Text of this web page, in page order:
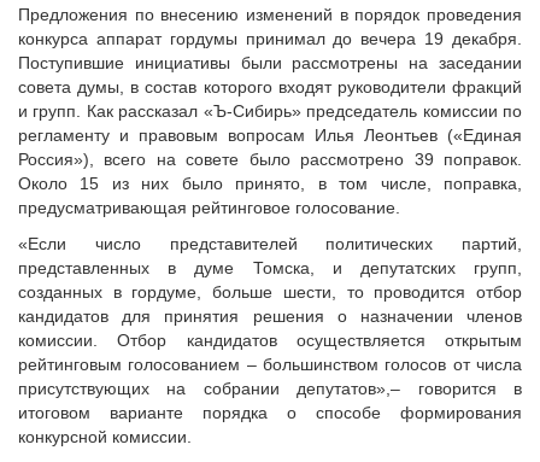
Предложения по внесению изменений в порядок проведения
конкурса аппарат гордумы принимал до вечера 19 декабря.
Поступившие инициативы были рассмотрены на заседании
совета думы, в состав которого входят руководители фракций
и групп. Как рассказал «Ъ-Сибирь» председатель комиссии по
регламенту и правовым вопросам Илья Леонтьев («Единая
Россия»), всего на совете было рассмотрено 39 поправок.
Около 15 из них было принято, в том числе, поправка,
предусматривающая рейтинговое голосование.
«Если число представителей политических партий,
представленных в думе Томска, и депутатских групп,
созданных в гордуме, больше шести, то проводится отбор
кандидатов для принятия решения о назначении членов
комиссии. Отбор кандидатов осуществляется открытым
рейтинговым голосованием – большинством голосов от числа
присутствующих на собрании депутатов»,– говорится в
итоговом варианте порядка о способе формирования
конкурсной комиссии.